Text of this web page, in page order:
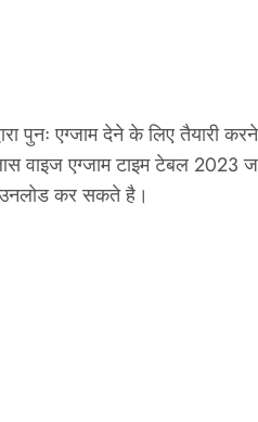
पुनः एग्जाम देने के लिए तैयारी
वाइज एग्जाम टाइम टेबल 2023
कर सकते है।